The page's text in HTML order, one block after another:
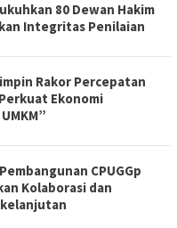
80 Dewan Hakim
Integritas Penilaian
Rakor Percepatan
Ekonomi
CPUGGp
Kolaborasi dan